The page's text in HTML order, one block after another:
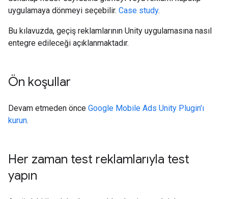
uygulamaya dönmeyi seçebilir. Case study.
Bu kılavuzda, geçiş reklamlarının Unity uygulamasına nasıl
entegre edileceği açıklanmaktadır.
Ön koşullar
Devam etmeden önce Google Mobile Ads Unity Plugin'ı
kurun.
Her zaman test reklamlarıyla test
yapın